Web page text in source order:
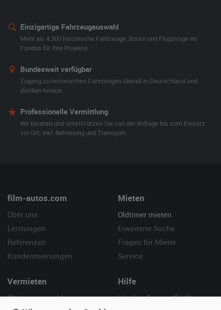
Einzigartige Fahrzeugauswahl
Mehr als 4.300 historische Fahrzeuge, Boote und Flugzeuge im
Fundus für Ihre Projekte.
Bundesweit verfügbar
Zugang zu historischen Fahrzeugen überall in Deutschland und
darüber hinaus.
Professionelle Vermittlung
Wir beraten und unterstützen Sie von der Anfrage bis zum Einsatz
vor Ort, inkl. Betreuung und Transport.
film-autos.com
Über uns
Leistungen
Referenzen
Kundenmeinungen
Mieten
Oldtimer mieten
Erweiterte Suche
Fragen für Mieter
Service
Vermieten
Oldtimer anmelden
Hilfe
Häufige Fragen (FAQ)